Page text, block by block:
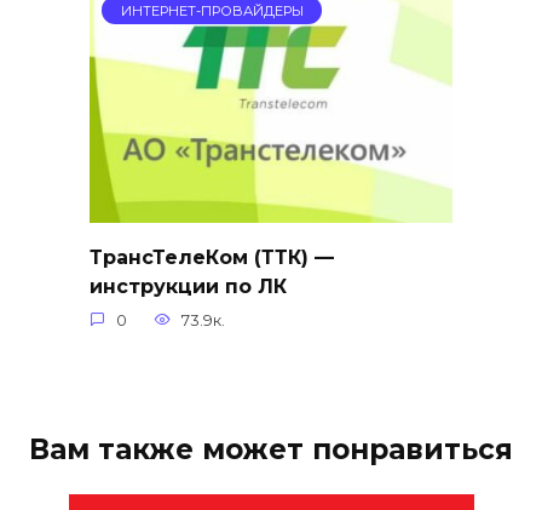
ИНТЕРНЕТ-ПРОВАЙДЕРЫ
ТрансТелеКом (ТТК) —
инструкции по ЛК
0 73.9к.
Вам также может понравиться